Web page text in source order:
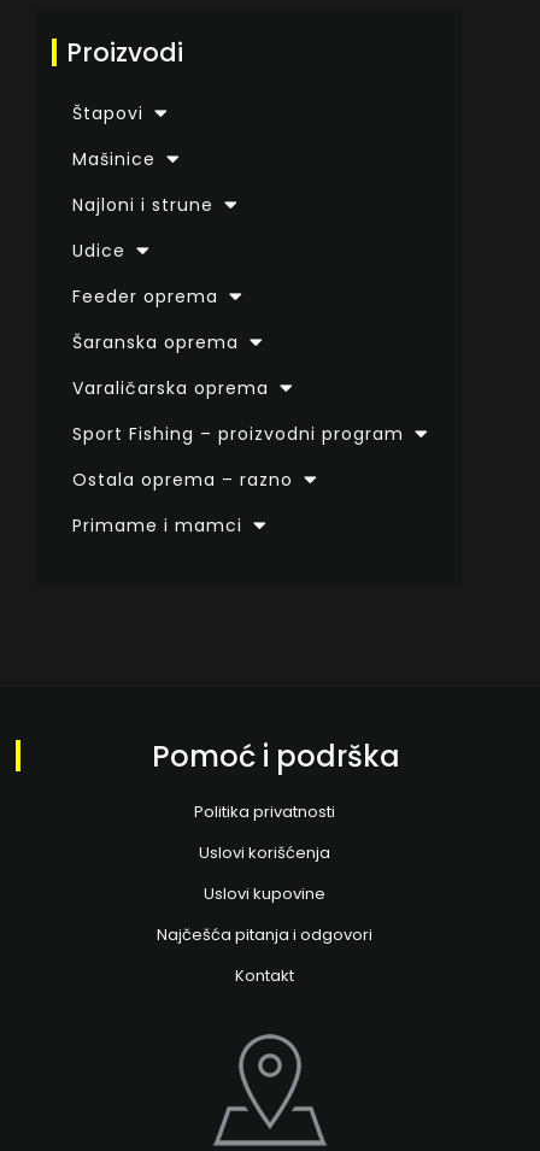
Proizvodi
Štapovi
Mašinice
Najloni i strune
Udice
Feeder oprema
Šaranska oprema
Varaličarska oprema
Sport Fishing – proizvodni program
Ostala oprema – razno
Primame i mamci
Pomoć i podrška
Politika privatnosti
Uslovi korišćenja
Uslovi kupovine
Najčešća pitanja i odgovori
Kontakt